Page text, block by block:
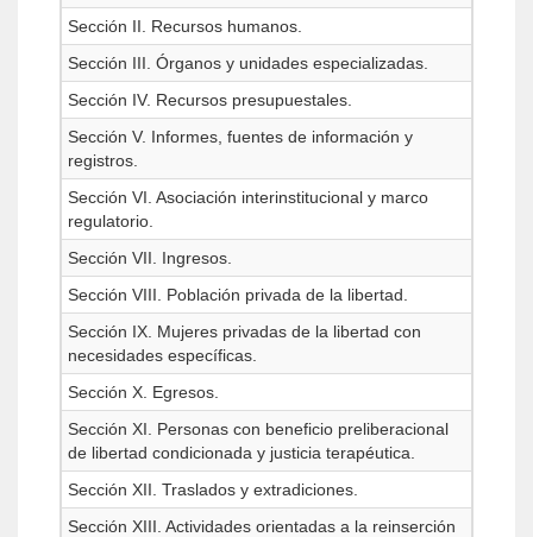
Sección II. Recursos humanos.
Sección III. Órganos y unidades especializadas.
Sección IV. Recursos presupuestales.
Sección V. Informes, fuentes de información y
registros.
Sección VI. Asociación interinstitucional y marco
regulatorio.
Sección VII. Ingresos.
Sección VIII. Población privada de la libertad.
Sección IX. Mujeres privadas de la libertad con
necesidades específicas.
Sección X. Egresos.
Sección XI. Personas con beneficio preliberacional
de libertad condicionada y justicia terapéutica.
Sección XII. Traslados y extradiciones.
Sección XIII. Actividades orientadas a la reinserción